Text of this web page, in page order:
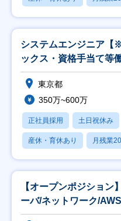
システムエンジニア【
ックス・資格手当て等
東京都
350万~600万
正社員採用 土日祝休み
産休・育休あり 月残業
【オープンポジション
ーバ/ネットワーク/